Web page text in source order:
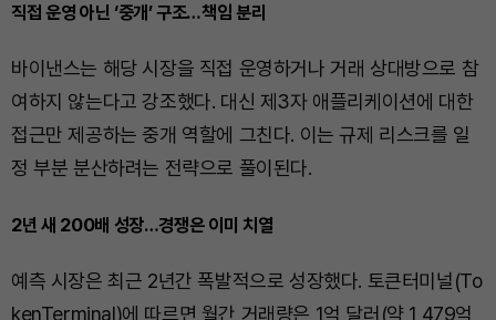
직접 운영 아닌 ‘중개’ 구조…책임 분리
바이낸스는 해당 시장을 직접 운영하거나 거래 상대방으로 참
여하지 않는다고 강조했다. 대신 제3자 애플리케이션에 대한
접근만 제공하는 중개 역할에 그친다. 이는 규제 리스크를 일
정 부분 분산하려는 전략으로 풀이된다.
2년 새 200배 성장…경쟁은 이미 치열
예측 시장은 최근 2년간 폭발적으로 성장했다. 토큰터미널(To
kenTerminal)에 따르면 월간 거래량은 1억 달러(약 1,479억